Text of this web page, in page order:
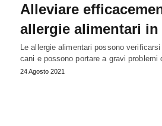
Alleviare
allergie alimentari in
Le allergie alimentari possono
cani e possono portare a gravi problemi
24 Agosto 2021